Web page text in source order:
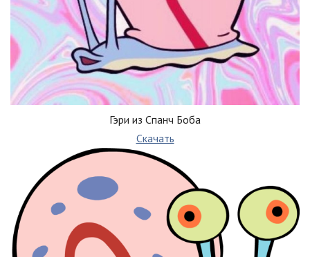
Гэри из Спанч Боба
Скачать